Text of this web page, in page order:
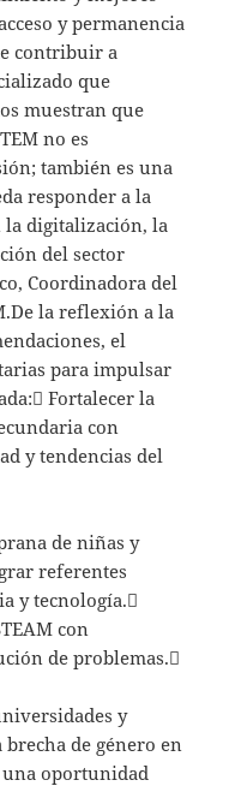
y permanencia
contribuir a
que
muestran que
no es
también es una
responder a la
la digitalización, la
del sector
Coordinadora del
la reflexión a la
el
para impulsar
Fortalecer la
con
y tendencias del
de niñas y
referentes
y tecnología.
con
de problemas.
y
de género en
oportunidad